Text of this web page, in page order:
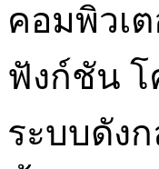
คอมพิวเ
ฟังก์ชัน โ
ระบบดัง